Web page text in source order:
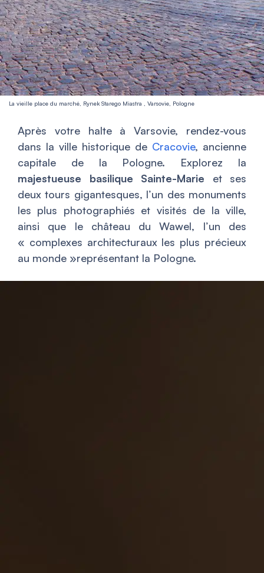
La vieille place du marché, Rynek Starego Miastra , Varsovie, Pologne
Après votre halte à Varsovie, rendez-vous
dans la ville historique de Cracovie, ancienne
capitale de la Pologne. Explorez la
majestueuse basilique Sainte-Marie et ses
deux tours gigantesques, l’un des monuments
les plus photographiés et visités de la ville,
ainsi que le château du Wawel, l’un des
« complexes architecturaux les plus précieux
au monde »représentant la Pologne.